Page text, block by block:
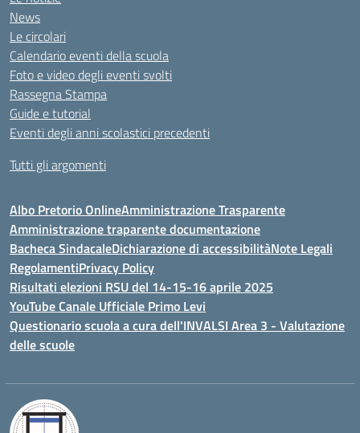
News
Le circolari
Calendario eventi della scuola
Foto e video degli eventi svolti
Rassegna Stampa
Guide e tutorial
Eventi degli anni scolastici precedenti
Tutti gli argomenti
Albo Pretorio OnlineAmministrazione Trasparente
Amministrazione traparente documentazione
Bacheca SindacaleDichiarazione di accessibilitàNote Legali
RegolamentiPrivacy Policy
Risultati elezioni RSU del 14-15-16 aprile 2025
YouTube Canale Ufficiale Primo Levi
Questionario scuola a cura dell'INVALSI Area 3 - Valutazione
delle scuole